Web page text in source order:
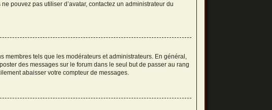
pouvez pas utiliser d’avatar, contactez un administrateur du
membres tels que les modérateurs et administrateurs. En général,
des messages sur le forum dans le seul but de passer au rang
abaisser votre compteur de messages.